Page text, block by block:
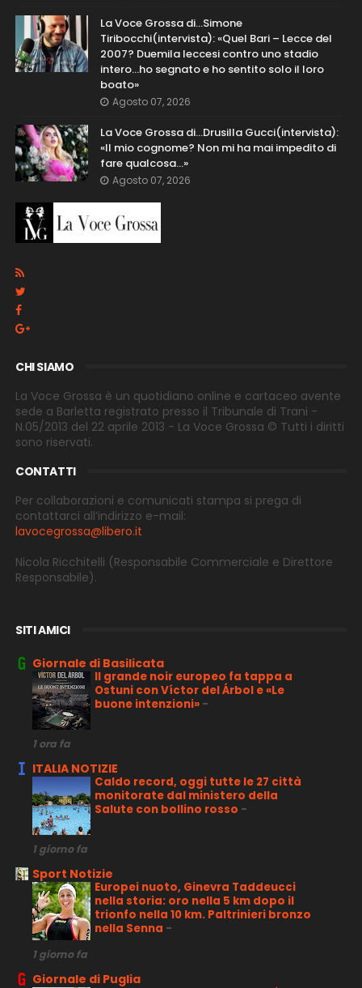
La Voce Grossa di…Simone
Tiribocchi(intervista): «Quel Bari – Lecce del
2007? Duemila leccesi contro uno stadio
intero...ho segnato e ho sentito solo il loro
boato»
Agosto 07, 2026
La Voce Grossa di…Drusilla Gucci(intervista):
«Il mio cognome? Non mi ha mai impedito di
fare qualcosa…»
Agosto 07, 2026
CHI SIAMO
La Voce Grossa è un quotidiano online e cartaceo avente
sede a Barletta registrato presso il Tribunale di Trani -
N.05/2013 del 22 aprile 2013 - La Voce Grossa © Tutti i diritti
sono riservati.
CONTATTI
Per collaborazioni e comunicati stampa si prega di
contattarci all’indirizzo e-mail:
lavocegrossa@libero.it
Nicola Ricchitelli (Responsabile Commerciale e Direttore
Responsabile).
SITI AMICI
Giornale di Basilicata
Il grande noir europeo fa tappa a
Ostuni con Víctor del Árbol e «Le
buone intenzioni» -
1 ora fa
ITALIA NOTIZIE
Caldo record, oggi tutte le 27 città
monitorate dal ministero della
Salute con bollino rosso -
1 giorno fa
Sport Notizie
Europei nuoto, Ginevra Taddeucci
nella storia: oro nella 5 km dopo il
trionfo nella 10 km. Paltrinieri bronzo
nella Senna -
1 giorno fa
Giornale di Puglia